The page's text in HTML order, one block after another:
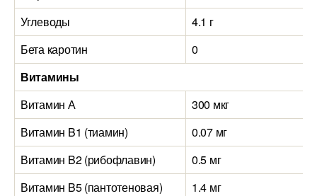
Углеводы
4.1 г
Бета каротин
0
Витамины
Витамин А
300 мкг
Витамин B1 (тиамин)
0.07 мг
Витамин B2 (рибофлавин)
0.5 мг
Витамин B5 (пантотеновая)
1.4 мг